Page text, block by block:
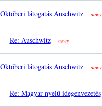
Októberi látogatás Auschwitz nowy
Re: Auschwitz nowy
Októberi látogatás Auschwitz nowy
Re: Magyar nyelű idegenvezetés